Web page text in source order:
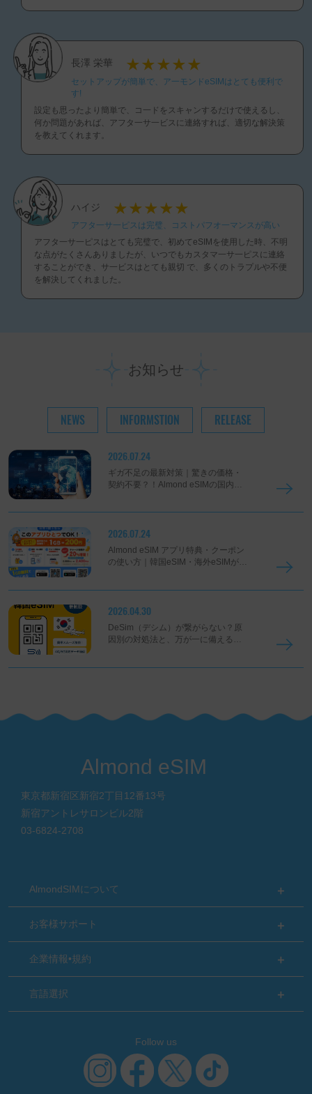
長澤 栄華
セットアップが簡単で、ア一モンドeSIMはとても便利で
す!
設定も思ったより簡単で、コ一ドをスキャンするだけで使えるし、
何か問題があれば、アフタ一サ一ビスに連絡すれば、適切な解決策
を教えてくれます。
ハイジ
アフタ一サ一ピスは完璧、コストパフオ一マンスが高い
アフタ一サ一ピスはとても完璧で、初めてeSIMを使用した時、不明
な点がたくさんありましたが、いつでもカスタマ一サ一ピスに連絡
することができ、サ一ビスはとても親切 で、多くのトラプルや不便
を解決してくれました。
お知らせ
NEWS INFORMSTION RELEASE
2026.07.24
ギガ不足の最新対策｜驚きの価格・
契約不要？！Almond eSIMの国内従
2026.07.24
Almond eSIM アプリ特典・クーポン
の使い方｜韓国eSIM・海外eSIMがお
2026.04.30
DeSim（デシム）が繋がらない？原
因別の対処法と、万が一に備える
Almond eSIM
東京都新宿区新宿2丁目12番13号
新宿アントレサロンビル2階
03-6824-2708
AlmondSIMについて
お客様サポート
企業情報•規約
言語選択
Follow us